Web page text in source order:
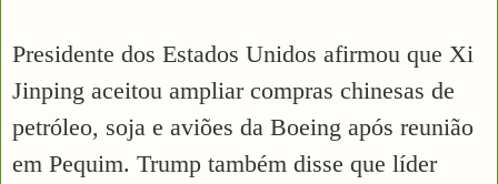
Presidente dos Estados Unidos afirmou que Xi
Jinping aceitou ampliar compras chinesas de
petróleo, soja e aviões da Boeing após reunião
em Pequim. Trump também disse que líder